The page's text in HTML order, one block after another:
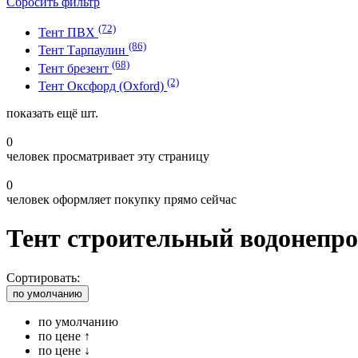
Тент ПВХ (72)
Тент Тарпаулин (86)
Тент брезент (68)
Тент Оксфорд (Oxford) (2)
показать ещё шт.
0
человек просматривает эту страницу
0
человек оформляет покупку прямо сейчас
Тент строительный
Сортировать:
по умолчанию
по умолчанию
по цене ↑
по цене ↓